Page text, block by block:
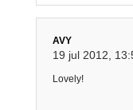
AVY
19 jul 2012,
Lovely!